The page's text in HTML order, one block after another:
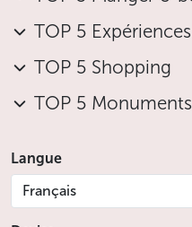
TOP 5
TOP 5 Shopping
TOP 5 Monuments
Langue
Français